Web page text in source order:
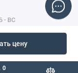
0
цену
- ВС